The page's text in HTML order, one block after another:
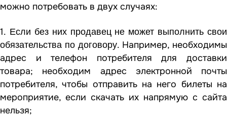
можно потребовать в двух случаях:
1. Если без них продавец не может выполнить свои
обязательства по договору. Например, необходимы
адрес и телефон потребителя для доставки
товара; необходим адрес электронной почты
потребителя, чтобы отправить на него билеты на
мероприятие, если скачать их напрямую с сайта
нельзя;